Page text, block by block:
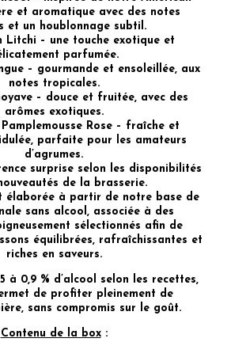
et aromatique avec des notes
et un houblonnage subtil.
Litchi – une touche exotique et
parfumée.
– gourmande et ensoleillée, aux
notes tropicales.
– douce et fruitée, avec des
arômes exotiques.
Rose – fraîche et
parfaite pour les amateurs
d’agrumes.
surprise selon les disponibilités
de la brasserie.
élaborée à partir de notre base de
sans alcool, associée à des
sélectionnés afin de
équilibrées, rafraîchissantes et
riches en saveurs.
à 0,9 % d’alcool selon les recettes,
de profiter pleinement de
sans compromis sur le goût.
Contenu de la box: